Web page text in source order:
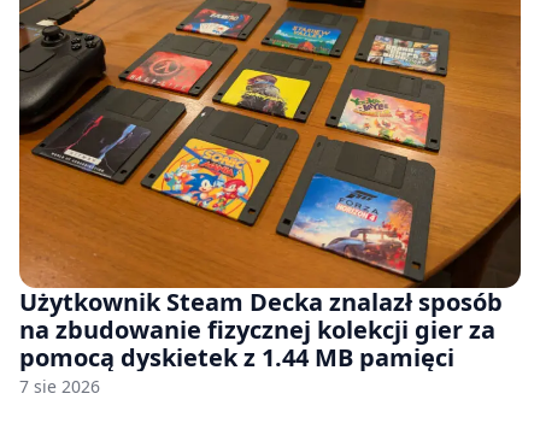
Użytkownik Steam Decka znalazł sposób
na zbudowanie fizycznej kolekcji gier za
pomocą dyskietek z 1.44 MB pamięci
7 sie 2026